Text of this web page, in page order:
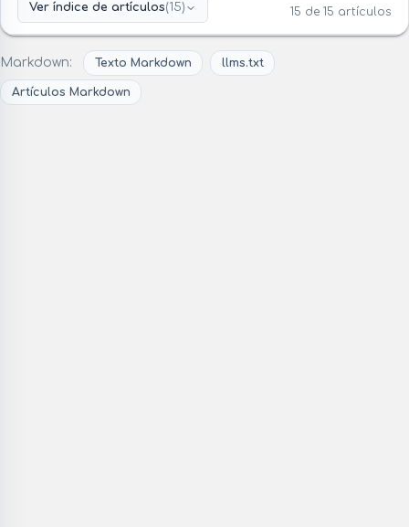
Ver índice de artículos(15) 15 de 15 artículos
Markdown: Texto Markdown llms.txt
Artículos Markdown